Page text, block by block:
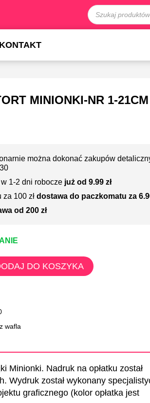
KONTAKT
MINIONKI-NR 1-21CM
można dokonać zakupów
1-2 dni robocze już od 9.99 zł
100 zł dostawa do paczkomatu za
od 200 zł
DO KOSZYKA
wafla
Minionki. Nadruk na opłatku został
Wydruk został wykonany
graficznego (kolor opłatka jest